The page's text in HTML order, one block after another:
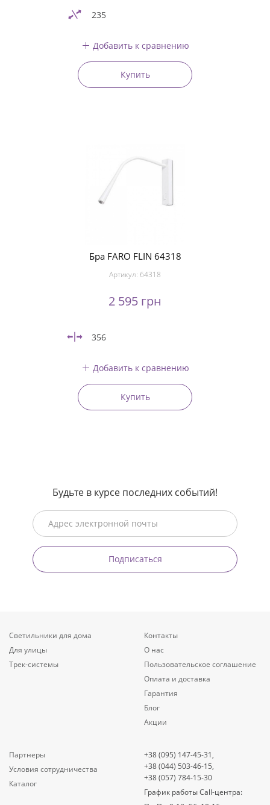
235
Добавить к сравнению
Купить
Бра FARO FLIN 64318
Артикул: 64318
2 595 грн
356
Добавить к сравнению
Купить
Будьте в курсе последних событий!
Подписаться
Светильники для дома
Для улицы
Трек-системы
Контакты
О нас
Пользовательское соглашение
Оплата и доставка
Гарантия
Блог
Акции
Партнеры
Условия сотрудничества
Каталог
+38 (095) 147-45-31,
+38 (044) 503-46-15,
+38 (057) 784-15-30
График работы Call-центра: